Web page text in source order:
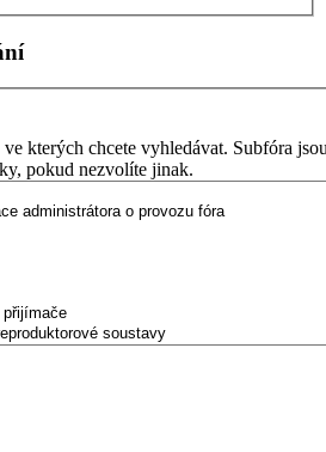
kterých chcete vyhledávat. Subfóra
pokud nezvolíte jinak.